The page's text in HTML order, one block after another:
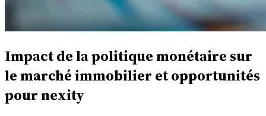
Impact de la politique monétaire sur
le marché immobilier et opportunités
pour nexity